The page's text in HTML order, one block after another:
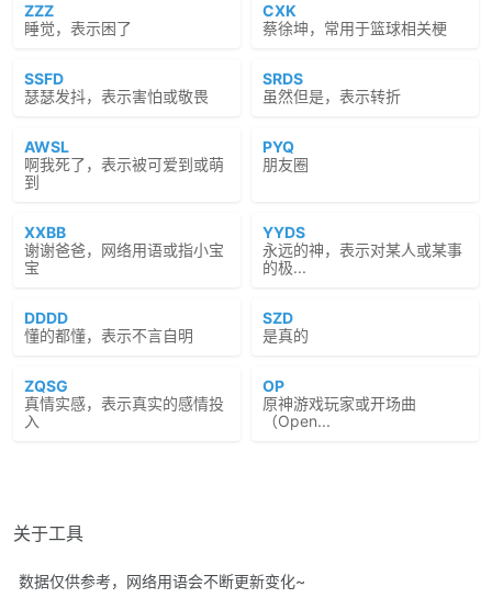
ZZZ
睡觉，表示困了
CXK
蔡徐坤，常用于篮球相关梗
SSFD
瑟瑟发抖，表示害怕或敬畏
SRDS
虽然但是，表示转折
AWSL
啊我死了，表示被可爱到或萌
到
PYQ
朋友圈
XXBB
谢谢爸爸，网络用语或指小宝
宝
YYDS
永远的神，表示对某人或某事
的极...
DDDD
懂的都懂，表示不言自明
SZD
是真的
ZQSG
真情实感，表示真实的感情投
入
OP
原神游戏玩家或开场曲
（Open...
关于工具
数据仅供参考，网络用语会不断更新变化~